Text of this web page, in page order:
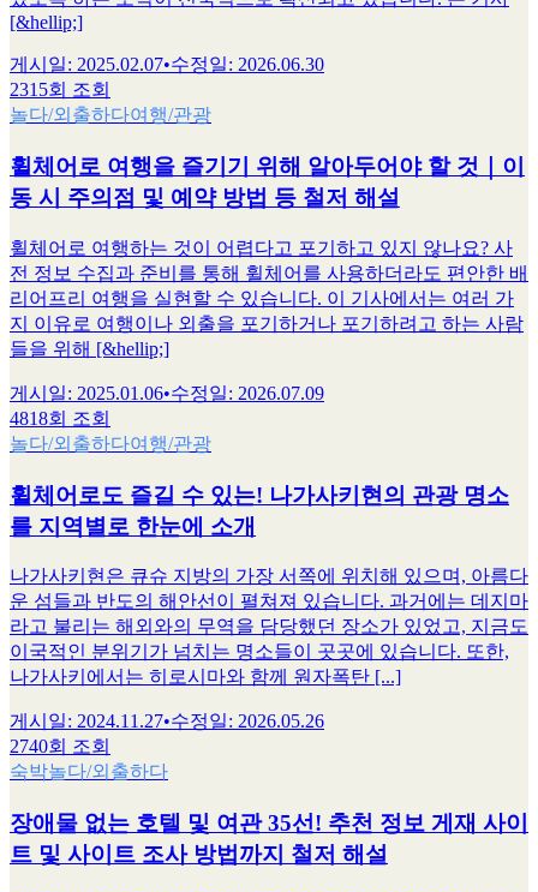
[&hellip;]
게시일: 2025.02.07•수정일: 2026.06.30
2315회 조회
놀다/외출하다여행/관광
휠체어로 여행을 즐기기 위해 알아두어야 할 것｜이
동 시 주의점 및 예약 방법 등 철저 해설
휠체어로 여행하는 것이 어렵다고 포기하고 있지 않나요? 사
전 정보 수집과 준비를 통해 휠체어를 사용하더라도 편안한 배
리어프리 여행을 실현할 수 있습니다. 이 기사에서는 여러 가
지 이유로 여행이나 외출을 포기하거나 포기하려고 하는 사람
들을 위해 [&hellip;]
게시일: 2025.01.06•수정일: 2026.07.09
4818회 조회
놀다/외출하다여행/관광
휠체어로도 즐길 수 있는! 나가사키현의 관광 명소
를 지역별로 한눈에 소개
나가사키현은 큐슈 지방의 가장 서쪽에 위치해 있으며, 아름다
운 섬들과 반도의 해안선이 펼쳐져 있습니다. 과거에는 데지마
라고 불리는 해외와의 무역을 담당했던 장소가 있었고, 지금도
이국적인 분위기가 넘치는 명소들이 곳곳에 있습니다. 또한,
나가사키에서는 히로시마와 함께 원자폭탄 [...]
게시일: 2024.11.27•수정일: 2026.05.26
2740회 조회
숙박놀다/외출하다
장애물 없는 호텔 및 여관 35선! 추천 정보 게재 사이
트 및 사이트 조사 방법까지 철저 해설